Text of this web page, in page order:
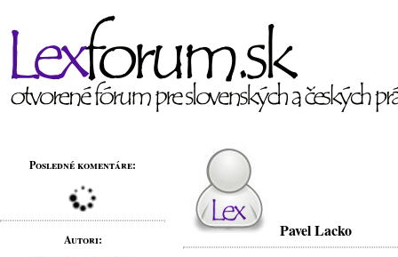
Posledné komentáre:
Autori:
Pavel Lacko